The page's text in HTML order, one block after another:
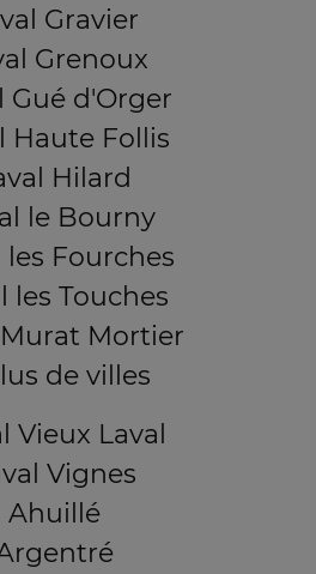
Gravier
Grenoux
Gué d'Orger
Haute Follis
Hilard
le Bourny
les Fourches
les Touches
Mortier
de villes
Vieux Laval
Vignes
Ahuillé